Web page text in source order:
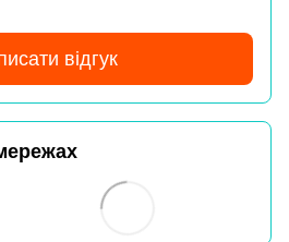
відгук